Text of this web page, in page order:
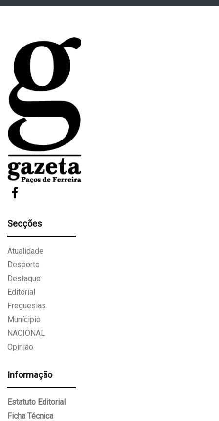
Secções
Atualidade
Desporto
Destaque
Editorial
Freguesias
Munícipio
NACIONAL
Opinião
Informação
Estatuto Editorial
Ficha Técnica